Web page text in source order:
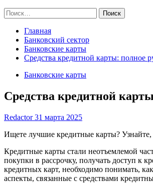
Найти:
Главная
Банковский сектор
Банковские карты
Средства кредитной карты: полное
Банковские карты
Средства кредитной
Redactor31 марта 2025
Ищете лучшие кредитные карты? Узнайте,
Кредитные карты стали неотъемлемой
покупки в рассрочку, получать доступ к
кредитных карт, необходимо понимать,
аспекты, связанные с средствами